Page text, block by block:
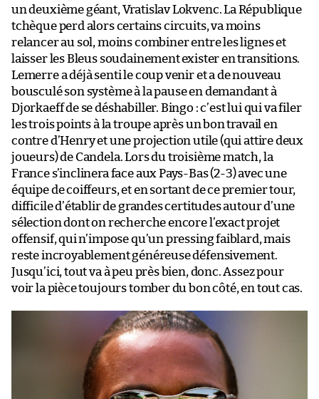
un deuxième géant, Vratislav Lokvenc. La République
tchèque perd alors certains circuits, va moins
relancer au sol, moins combiner entre les lignes et
laisser les Bleus soudainement exister en transitions.
Lemerre a déjà senti le coup venir et a de nouveau
bousculé son système à la pause en demandant à
Djorkaeff de se déshabiller. Bingo : c’est lui qui va filer
les trois points à la troupe après un bon travail en
contre d’Henry et une projection utile (qui attire deux
joueurs) de Candela. Lors du troisième match, la
France s’inclinera face aux Pays-Bas (2-3) avec une
équipe de coiffeurs, et en sortant de ce premier tour,
difficile d’établir de grandes certitudes autour d’une
sélection dont on recherche encore l’exact projet
offensif, qui n’impose qu’un pressing faiblard, mais
reste incroyablement généreuse défensivement.
Jusqu’ici, tout va à peu près bien, donc. Assez pour
voir la pièce toujours tomber du bon côté, en tout cas.